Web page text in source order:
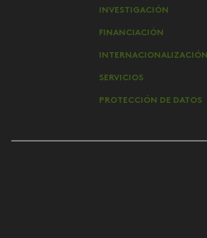
INVESTIGACIÓN
FINANCIACIÓN
INTERNACIONALIZACIÓN
SERVICIOS
PROTECCIÓN DE DATOS